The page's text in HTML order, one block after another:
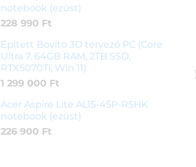
notebook (ezüst)
228 990 Ft
Épített Bovito 3D tervező PC (Core
Ultra 7, 64GB RAM, 2TB SSD,
RTX5070Ti, Win 11)
1 299 000 Ft
Acer Aspire Lite AL15-45P-R5HK
notebook (ezüst)
226 900 Ft